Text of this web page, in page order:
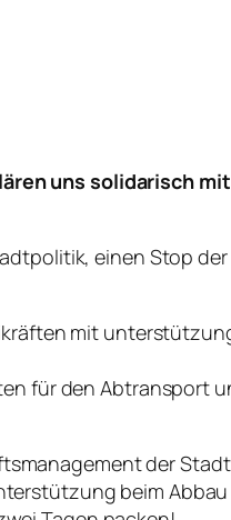
uns solidarisch
einen Stop
mit
für den Abtransport
der
beim